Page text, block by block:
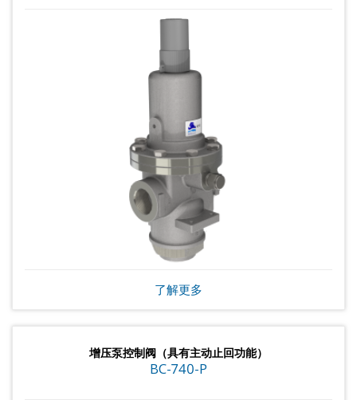
了解更多
增压泵控制阀（具有主动止回功能）
BC-740-P